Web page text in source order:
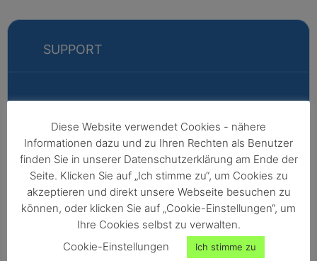
SUPPORT
Markus
Fabian
Vertriebsleitung
Außendienst -
Nordeuropa,
Afrika,
Nordamerika,
Diese Website verwendet Cookies - nähere
Informationen dazu und zu Ihren Rechten als Benutzer
finden Sie in unserer Datenschutzerklärung am Ende der
Seite. Klicken Sie auf „Ich stimme zu“, um Cookies zu
akzeptieren und direkt unsere Webseite besuchen zu
können, oder klicken Sie auf „Cookie-Einstellungen“, um
Ihre Cookies selbst zu verwalten.
Cookie-Einstellungen
Ich stimme zu